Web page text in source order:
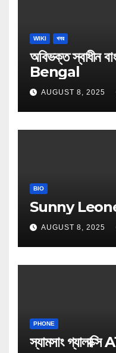
WIKI খবর
অবিভক্ত স্বাধীন
Bengal
AUGUST 8, 2025
BIO
Sunny Leone
AUGUST 8, 2025
PHONE
স্যামসাং গ্যালাক্সি